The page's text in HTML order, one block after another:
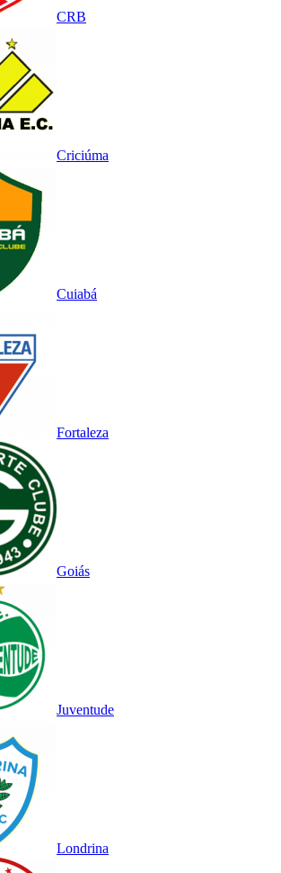
CRB
Criciúma
Cuiabá
Fortaleza
Goiás
Juventude
Londrina